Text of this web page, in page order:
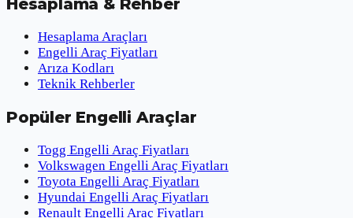
Hesaplama & Rehber
Hesaplama Araçları
Engelli Araç Fiyatları
Arıza Kodları
Teknik Rehberler
Popüler Engelli Araçlar
Togg Engelli Araç Fiyatları
Volkswagen Engelli Araç Fiyatları
Toyota Engelli Araç Fiyatları
Hyundai Engelli Araç Fiyatları
Renault Engelli Araç Fiyatları